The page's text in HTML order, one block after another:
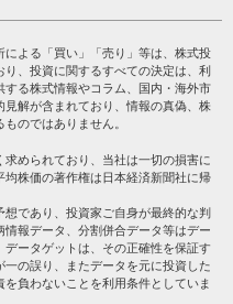
よる「買い」「売り」等は、株式投
、投資に関するすべての決定は、利
る株式情報やコラム、国内・海外市
解が含まれており、情報の真偽、株
のではありません。
められており、当社は一切の損害に
株価の著作権は日本経済新聞社に帰
であり、投資家ご自身が最終的な判
報データ、分割併合データ等はデー
ータゲットは、その正確性を保証す
の誤り、またデータを元に投資した
負わないことを利用条件としていま